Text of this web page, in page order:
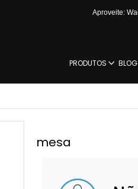
Aproveite:
PRODUTOS BLOG
mesa